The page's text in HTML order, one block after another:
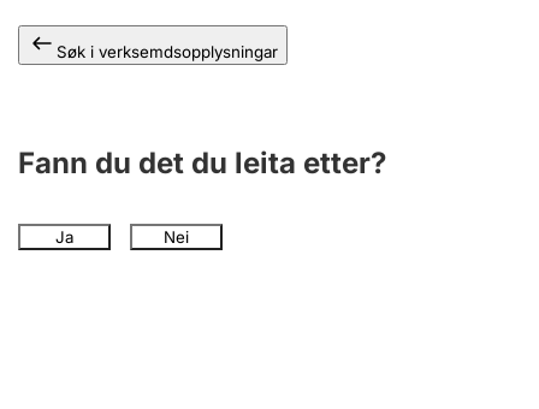
Søk i verksemdsopplysningar
Fann du det du leita etter?
Ja Nei